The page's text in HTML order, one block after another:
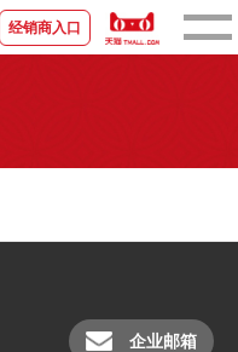
经销商入口
企业邮箱